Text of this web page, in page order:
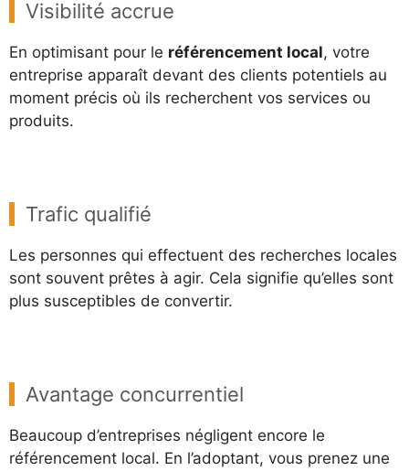
Visibilité accrue
En optimisant pour le référencement local, votre
entreprise apparaît devant des clients potentiels au
moment précis où ils recherchent vos services ou
produits.
Trafic qualifié
Les personnes qui effectuent des recherches locales
sont souvent prêtes à agir. Cela signifie qu’elles sont
plus susceptibles de convertir.
Avantage concurrentiel
Beaucoup d’entreprises négligent encore le
référencement local. En l’adoptant, vous prenez une